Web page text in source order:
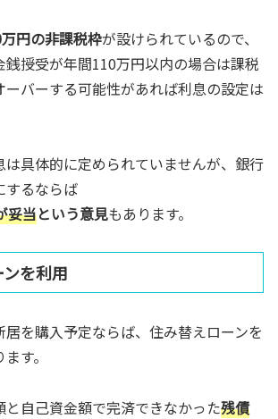
円の非課税枠が設けられているので、
授受が年間110万円以内の場合は課税
ーバーする可能性があれば利息の設定は
は具体的に定められていませんが、銀行
するならば
妥当という意見もあります。
を利用
居を購入予定ならば、住み替えローンを
す。
自己資金額で完済できなかった残債